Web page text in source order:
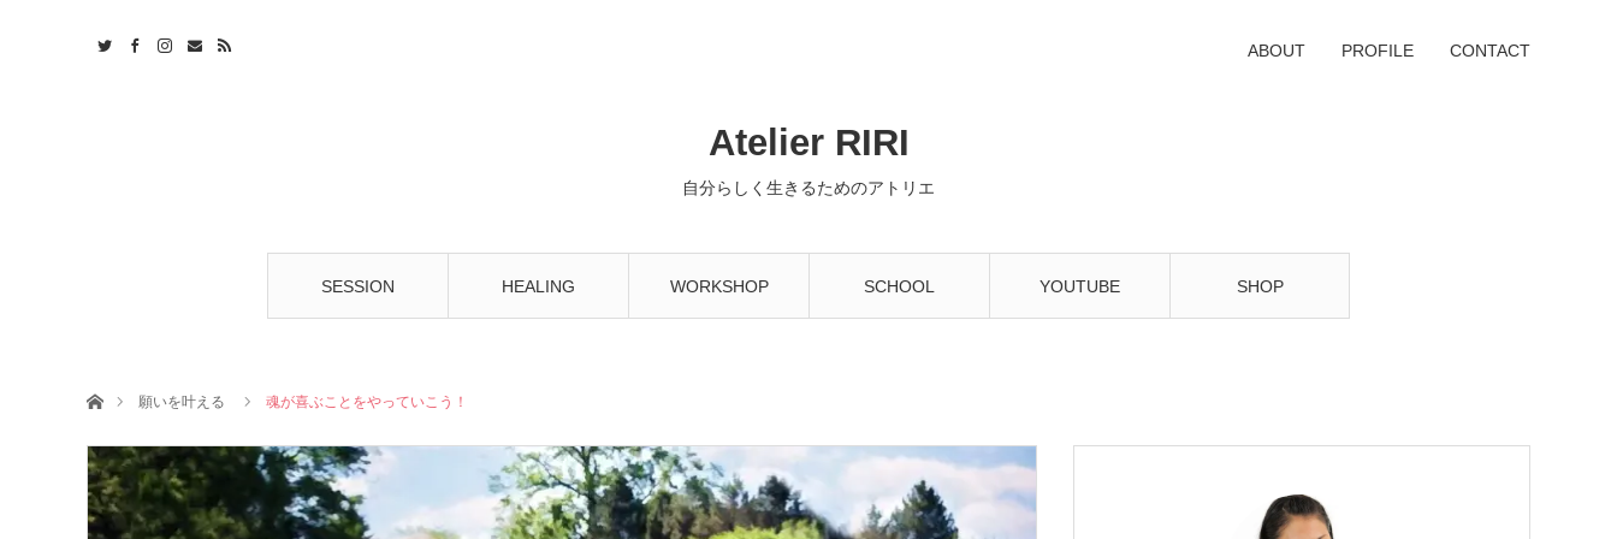
Atelier RIRI
自分らしく生きるためのアトリエ
SESSION HEALING WORKSHOP SCHOOL YOUTUBE SHOP
ABOUT PROFILE CONTACT
ホーム願いを叶える 魂が喜ぶことをやっていこう！